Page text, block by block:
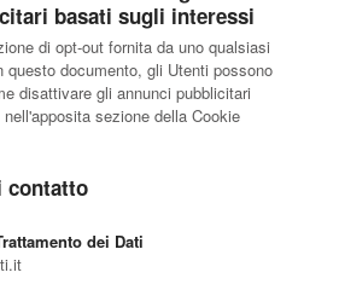
basati sugli interessi
di opt-out fornita da uno qualsiasi
questo documento, gli Utenti possono
disattivare gli annunci pubblicitari
sezione della Cookie
contatto
dei Dati